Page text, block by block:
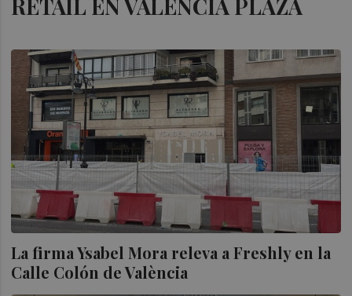
RETAIL EN VALENCIA PLAZA
La firma Ysabel Mora releva a Freshly en la
Calle Colón de València